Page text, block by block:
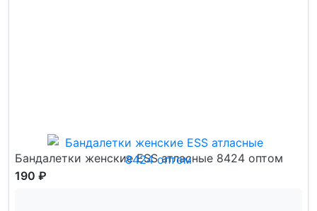
Бандалетки женские ESS атласные 8424 оптом
190 ₽